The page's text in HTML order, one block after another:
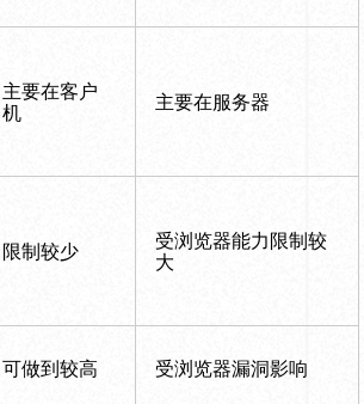
主要在客户
机
主要在服务器
限制较少
受浏览器能力限制较
大
可做到较高 受浏览器漏洞影响